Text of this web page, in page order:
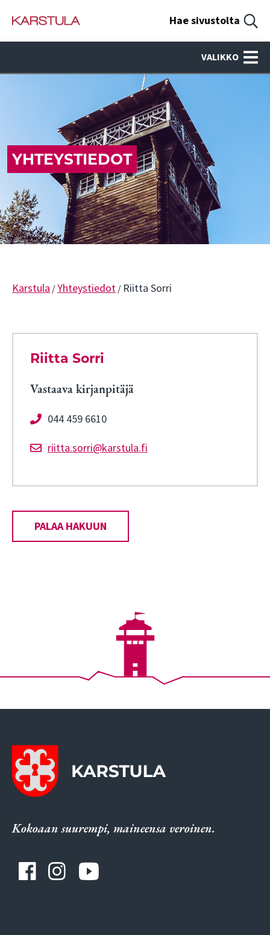
Hae sivustolta
VALIKKO
YHTEYSTIEDOT
Karstula /Yhteystiedot/ Riitta Sorri
Riitta Sorri
Vastaava kirjanpitäjä
044 459 6610
riitta.sorri@karstula.fi
PALAA HAKUUN
Kokoaan suurempi, maineensa veroinen.